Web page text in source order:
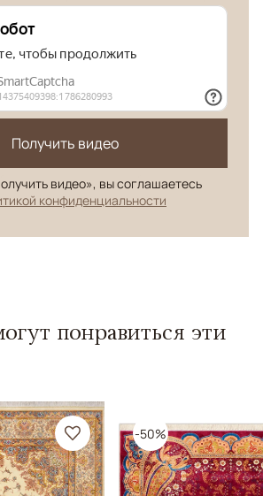
Получить видео
видео», вы соглашаетесь
конфиденциальности
понравиться эти
-50%